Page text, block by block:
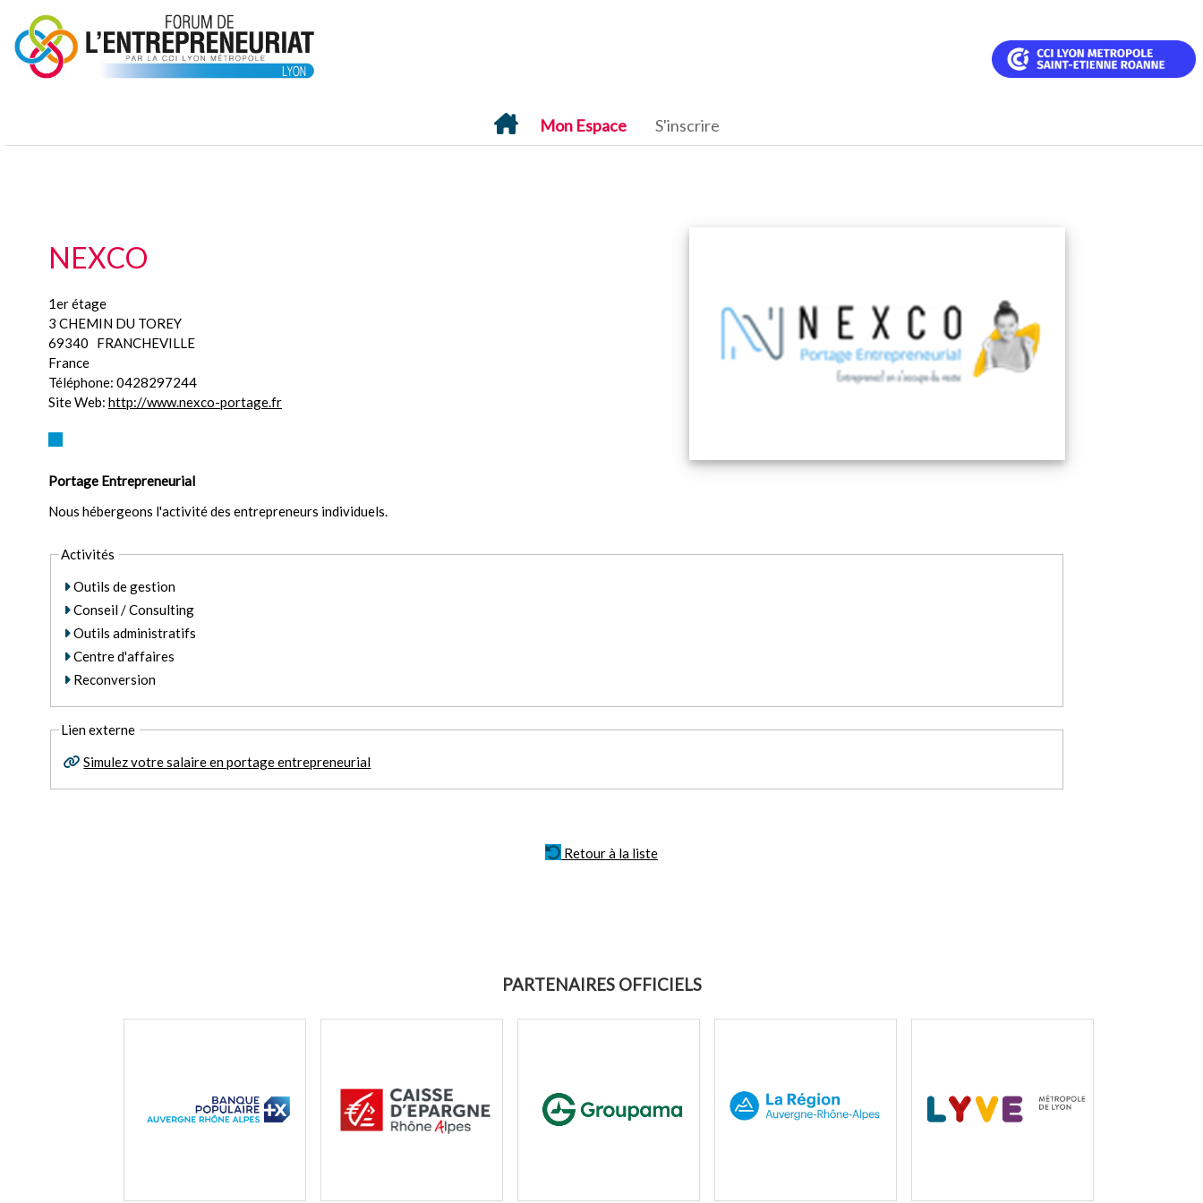
Mon Espace S'inscrire
NEXCO
1er étage
3 CHEMIN DU TOREY
69340
FRANCHEVILLE
France
Téléphone: 0428297244
Site Web: http://www.nexco-portage.fr
Portage Entrepreneurial
Nous hébergeons l'activité des entrepreneurs individuels.
Activités
Outils de gestion
Conseil / Consulting
Outils administratifs
Centre d'affaires
Reconversion
Lien externe
Simulez votre salaire en portage entrepreneurial
Retour à la liste
PARTENAIRES OFFICIELS